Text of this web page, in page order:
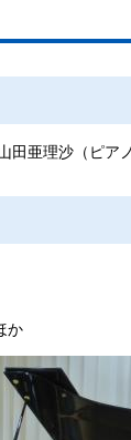
田亜理沙（ピアノ
か